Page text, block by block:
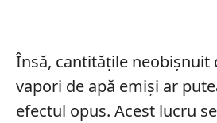
Însă, cantitățile neobișnuit
vapori de apă emiși ar
efectul opus. Acest lucru